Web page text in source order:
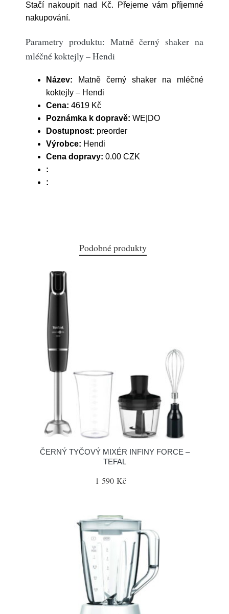
Stačí nakoupit nad Kč. Přejeme vám příjemné
nakupování.
Parametry produktu: Matně černý shaker na
mléčné koktejly – Hendi
Název: Matně černý shaker na mléčné
koktejly – Hendi
Cena: 4619 Kč
Poznámka k dopravě: WE|DO
Dostupnost: preorder
Výrobce: Hendi
Cena dopravy: 0.00 CZK
:
:
Podobné produkty
ČERNÝ TYČOVÝ MIXÉR INFINY FORCE –
TEFAL
1 590 Kč